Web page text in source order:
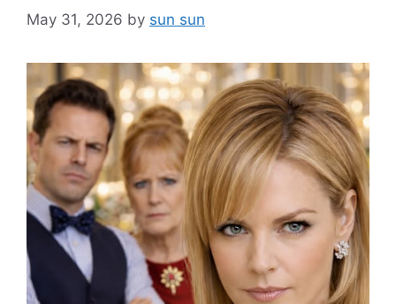
May 31, 2026 by sun sun